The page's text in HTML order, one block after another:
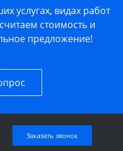
услугах, видах работ
стоимость и
предложение!
Заказать звонок